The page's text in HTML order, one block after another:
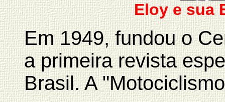
Eloy e sua
Em 1949, fundou o
a primeira revista
Brasil. A